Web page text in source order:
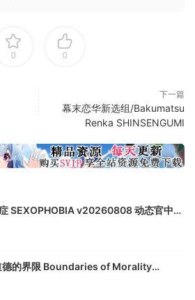
0 0
下一篇
幕末恋华新选组/Bakumatsu
Renka SHINSENGUMI
版
德的界限 Boundaries of Morality